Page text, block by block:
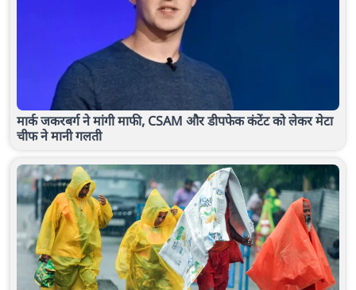
मार्क जकरबर्ग ने मांगी माफी, CSAM और डीपफेक कंटेंट को लेकर मेटा
चीफ ने मानी गलती